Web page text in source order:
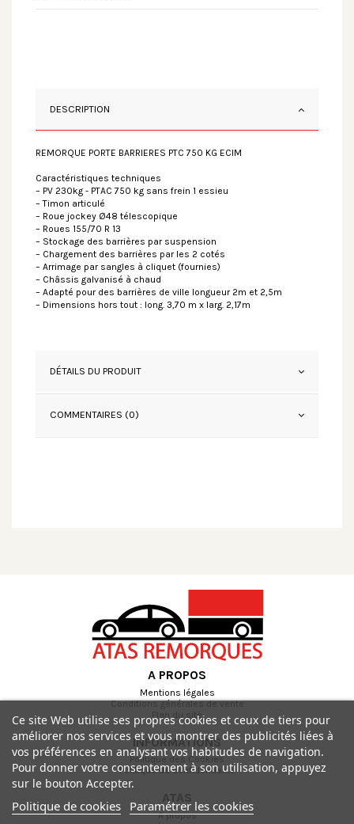
DESCRIPTION
REMORQUE PORTE BARRIERES PTC 750 KG ECIM
Caractéristiques techniques
– PV 230kg - PTAC 750 kg sans frein 1 essieu
– Timon articulé
– Roue jockey Ø48 télescopique
– Roues 155/70 R 13
– Stockage des barrières par suspension
– Chargement des barrières par les 2 cotés
– Arrimage par sangles à cliquet (fournies)
– Châssis galvanisé à chaud
– Adapté pour des barrières de ville longueur 2m et 2,5m
– Dimensions hors tout : long. 3,70 m x larg. 2,17m
DÉTAILS DU PRODUIT
COMMENTAIRES (0)
A PROPOS
Mentions légales
Conditions générales de vente
Plan du site
INFORMATIONS
Politique des Cookies
Politique de confidentialité
ATAS
A propos
Ce site Web utilise ses propres cookies et ceux de tiers pour
améliorer nos services et vous montrer des publicités liées à
vos préférences en analysant vos habitudes de navigation.
Pour donner votre consentement à son utilisation, appuyez
sur le bouton Accepter.
Politique de cookies Paramétrer les cookies